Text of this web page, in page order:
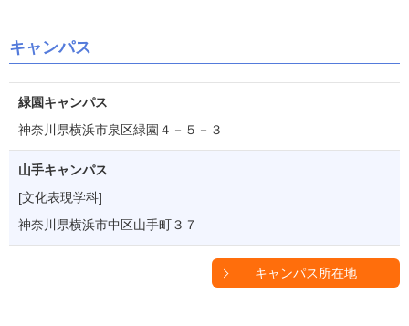
キャンパス
緑園キャンパス
神奈川県横浜市泉区緑園４－５－３
山手キャンパス
[文化表現学科]
神奈川県横浜市中区山手町３７
キャンパス所在地